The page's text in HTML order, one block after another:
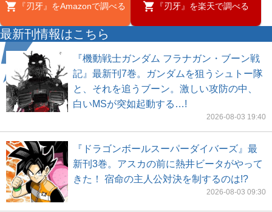
『刃牙』をAmazonで調べる 『刃牙』を楽天で調べる
最新刊情報はこちら
『機動戦士ガンダム フラナガン・ブーン戦
記』最新刊7巻。ガンダムを狙うシュトー隊
と、それを追うブーン。激しい攻防の中、
白いMSが突如起動する…!
2026-08-03 19:40
『ドラゴンボールスーパーダイバーズ』最
新刊3巻。アスカの前に熱井ビータがやって
きた！ 宿命の主人公対決を制するのは!?
2026-08-03 09:30